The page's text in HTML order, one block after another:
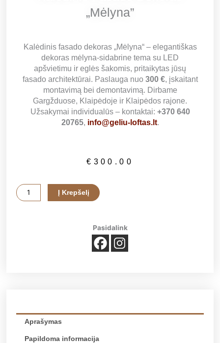
„Mėlyna”
Kalėdinis fasado dekoras „Mėlyna“ – elegantiškas
dekoras mėlyna-sidabrine tema su LED
apšvietimu ir eglės šakomis, pritaikytas jūsų
fasado architektūrai. Paslauga nuo 300 €, įskaitant
montavimą bei demontavimą. Dirbame
Gargžduose, Klaipėdoje ir Klaipėdos rajone.
Užsakymai individualūs – kontaktai: +370 640
20765, info@geliu-loftas.lt.
€ 300.00
produkto
kiekis:
Į Krepšelį
Pasidalink
Aprašymas
Papildoma informacija